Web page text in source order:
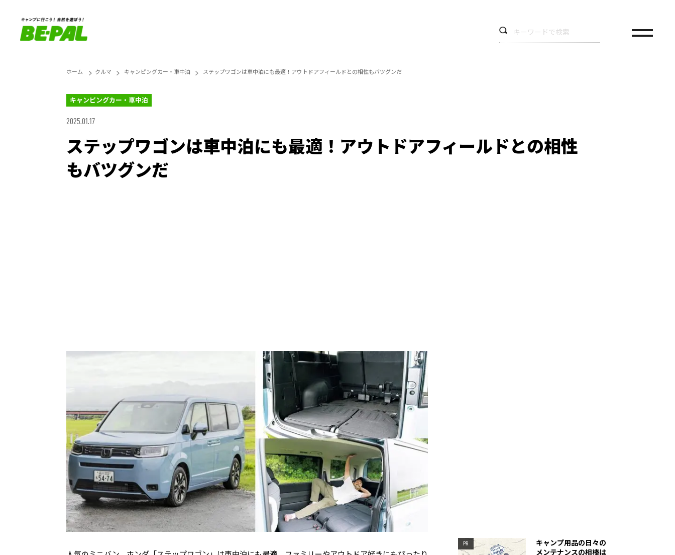
ホーム クルマ キャンピングカー・車中泊 ステップワゴンは車中泊にも最適！アウトドアフィールドとの相性もバツグンだ
キャンピングカー・車中泊
2025.01.17
ステップワゴンは車中泊にも最適！アウトドアフィールドとの相性
もバツグンだ
PR
キャンプ用品の日々の
メンテナンスの相棒は